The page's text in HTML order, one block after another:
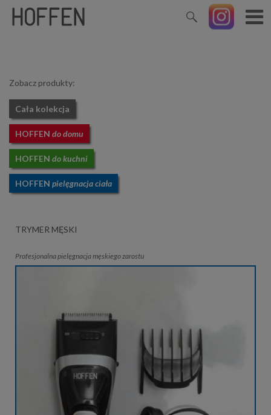
Zobacz produkty:
Cała kolekcja
HOFFEN do domu
HOFFEN do kuchni
HOFFEN pielęgnacja ciała
TRYMER MĘSKI
Profesjonalna pielęgnacja męskiego zarostu